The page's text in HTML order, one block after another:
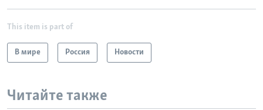
This item is part of
В мире Россия Новости
Читайте также